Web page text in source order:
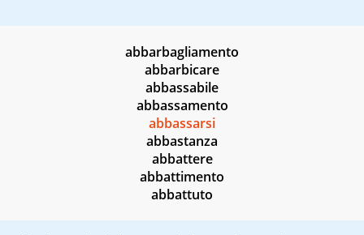
abbarbagliamento
abbarbicare
abbassabile
abbassamento
abbassarsi
abbastanza
abbattere
abbattimento
abbattuto